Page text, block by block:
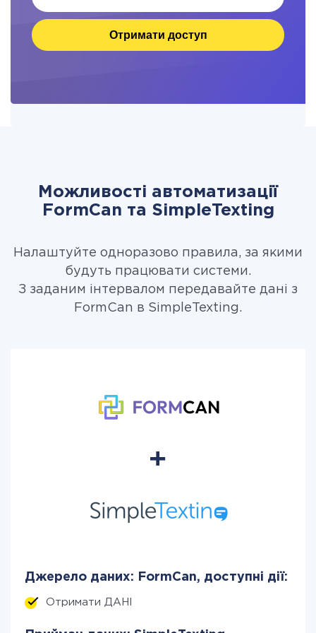
Отримати доступ
Можливості автоматизації
FormCan та SimpleTexting
Налаштуйте одноразово правила, за якими
будуть працювати системи.
З заданим інтервалом передавайте дані з
FormCan в SimpleTexting.
Джерело даних: FormCan, доступні дії:
Отримати ДАНІ